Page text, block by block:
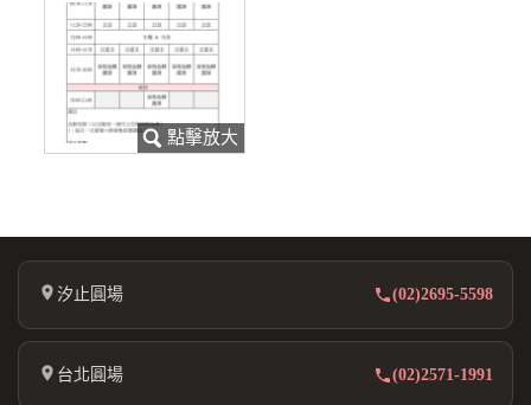
汐止圓場 (02)2695-5598
台北圓場 (02)2571-1991